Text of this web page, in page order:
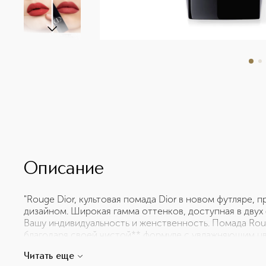
Описание
"Rouge Dior, культовая помада Dior в новом футляре,
дизайном. Широкая гамма оттенков, доступная в
Вашу индивидуальность и женственность. Помада
благодаря своей чистой** формуле с увлажняющим
«каннаж» и серебристым логотипом CD. Ее магнитный
Читать еще